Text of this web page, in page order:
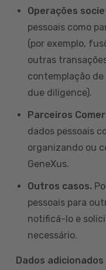
Operações
pessoais como
(por exemplo,
outras
contemplação
due diligence).
Parceiros
dados pessoais
organizando ou
GeneXus.
Outros casos.
pessoais para
notificá-lo e
necessário.
Dados